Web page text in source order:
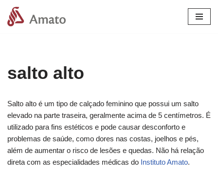
Pular
salto alto
Salto alto é um tipo de calçado feminino que possui um salto
elevado na parte traseira, geralmente acima de 5 centímetros. É
utilizado para fins estéticos e pode causar desconforto e
problemas de saúde, como dores nas costas, joelhos e pés,
além de aumentar o risco de lesões e quedas. Não há relação
direta com as especialidades médicas do Instituto Amato.